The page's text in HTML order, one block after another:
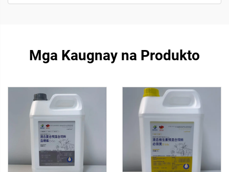
Mga Kaugnay na Produkto